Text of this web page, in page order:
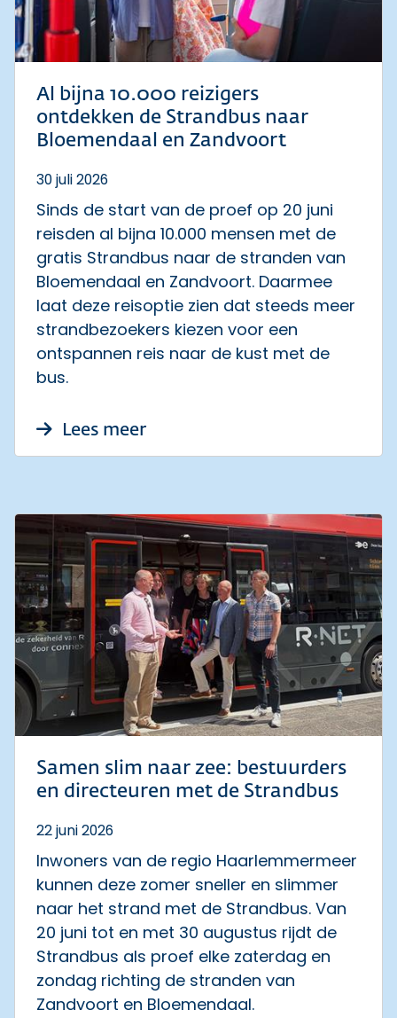
Al bijna 10.000 reizigers
ontdekken de Strandbus naar
Bloemendaal en Zandvoort
30 juli 2026
Sinds de start van de proef op 20 juni
reisden al bijna 10.000 mensen met de
gratis Strandbus naar de stranden van
Bloemendaal en Zandvoort. Daarmee
laat deze reisoptie zien dat steeds meer
strandbezoekers kiezen voor een
ontspannen reis naar de kust met de
bus.
Lees meerover Al bijna 10.000
Samen slim naar zee: bestuurders
en directeuren met de Strandbus
22 juni 2026
Inwoners van de regio Haarlemmermeer
kunnen deze zomer sneller en slimmer
naar het strand met de Strandbus. Van
20 juni tot en met 30 augustus rijdt de
Strandbus als proef elke zaterdag en
zondag richting de stranden van
Zandvoort en Bloemendaal.